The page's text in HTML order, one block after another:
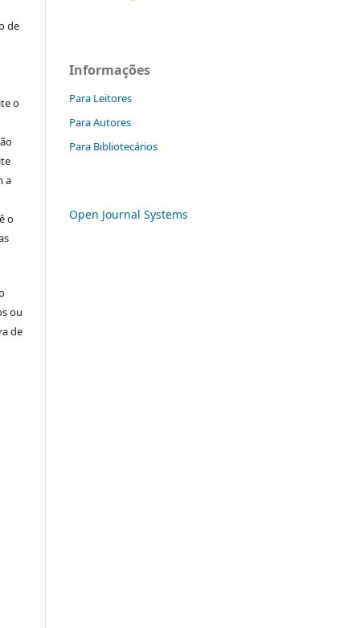
de
o
a
o
ou
de
Informações
Para Leitores
Para Autores
Para Bibliotecários
Open Journal Systems